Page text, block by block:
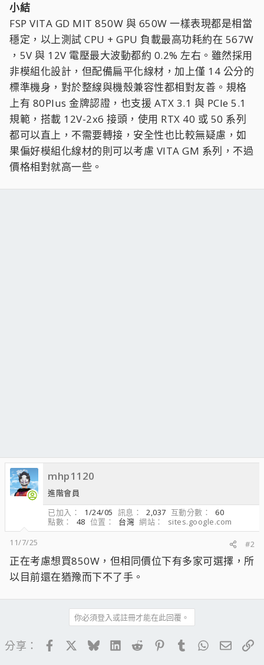
小結
FSP VITA GD MIT 850W 與 650W 一樣表現都是相當
穩定，以上測試 CPU + GPU 負載最高功耗約在 567W
，5V 與 12V 電壓最大波動都約 0.2% 左右。雖然採用
非模組化設計，但配備扁平化線材，加上僅 14 公分的
標準機身，對於整線與機殼兼容性都相對友善。規格
上有 80Plus 金牌認證，也支援 ATX 3.1 與 PCIe 5.1
規範，搭載 12V-2x6 接頭，使用 RTX 40 或 50 系列
都可以直上，不需要轉接，安全性也比較無疑慮，如
果偏好模組化線材的則可以考慮 VITA GM 系列，不過
價格相對就高一些。
mhp1120
進階會員
已加入
1/24/05 訊息 2,037 互動分數
60
點數
48 位置 台灣 網站
sites.google.com
11/7/25
#2
正在考慮想買850W，但相同價位下有多家可選擇，所
以目前還在猶豫而下不了手。
你必須登入或註冊才能在此回覆。
分享： FacebookBlueskyLinkedIn
Reddit PinterestTumblrWhatsApp
電子